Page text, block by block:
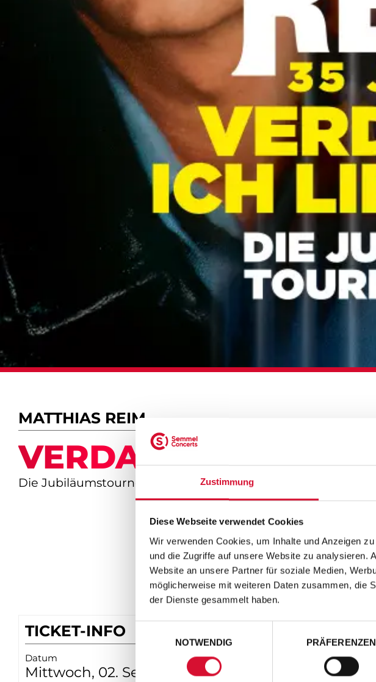
Zustimmung
Diese Webseite verwendet Cookies
Wir verwenden Cookies, um Inhalte und Anzeigen
und die Zugriffe auf unsere Website zu analysieren.
Website an unsere Partner für soziale Medien,
möglicherweise mit weiteren Daten zusammen, die
der Dienste gesammelt haben.
NOTWENDIG
PRÄFERENZEN
MATTHIAS REIM
VERDAMMT, ICH
Die Jubiläumstournee
TICKET-INFO
Datum
Mittwoch, 02. September 2026